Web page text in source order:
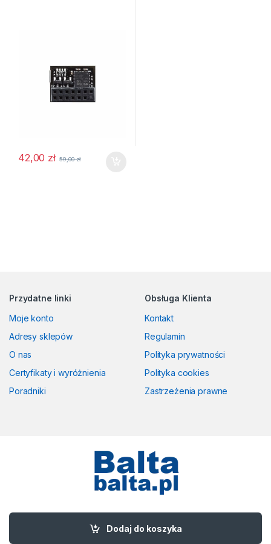
Dodaj do koszyka
42,00 zł 59,00zł
Przydatne linki
Moje konto
Adresy sklepów
O nas
Certyfikaty i wyróżnienia
Poradniki
Obsługa Klienta
Kontakt
Regulamin
Polityka prywatności
Polityka cookies
Zastrzeżenia prawne
Masz pytania? Zadzwoń!
58 524 50 00